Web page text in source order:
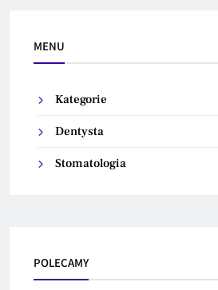
MENU
Kategorie
Dentysta
Stomatologia
POLECAMY